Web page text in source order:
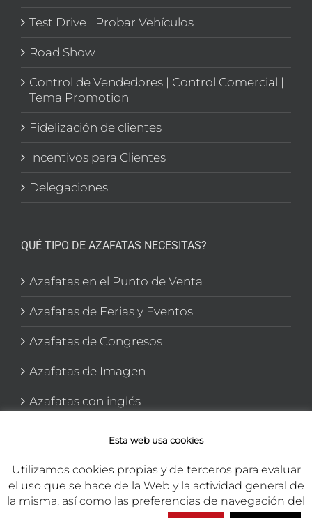
Test Drive | Probar Vehículos
Road Show
Control de Vendedores | Control Comercial |
Tema Promotion
Fidelización de clientes
Incentivos para Clientes
Delegaciones
QUÉ TIPO DE AZAFATAS NECESITAS?
Azafatas en el Punto de Venta
Azafatas de Ferias y Eventos
Azafatas de Congresos
Azafatas de Imagen
Azafatas con inglés
Esta web usa cookies
Utilizamos cookies propias y de terceros para evaluar
el uso que se hace de la Web y la actividad general de
la misma, así como las preferencias de navegación del